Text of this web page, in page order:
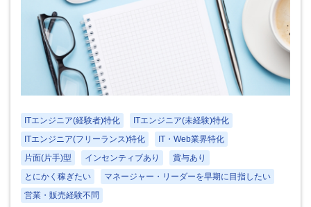
ITエンジニア(経験者)特化
ITエンジニア(未経験)特化
ITエンジニア(フリーランス)特化
IT・Web業界特化
片面(片手)型
インセンティブあり
賞与あり
とにかく稼ぎたい
マネージャー・リーダーを早期に目指したい
営業・販売経験不問